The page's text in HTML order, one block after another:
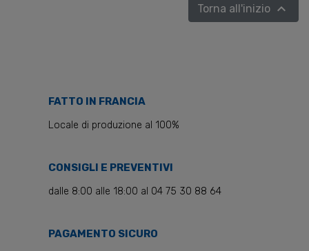
Torna all'inizio 
FATTO IN FRANCIA
Locale di produzione al 100%
CONSIGLI E PREVENTIVI
dalle 8:00 alle 18:00 al 04 75 30 88 64
PAGAMENTO SICURO